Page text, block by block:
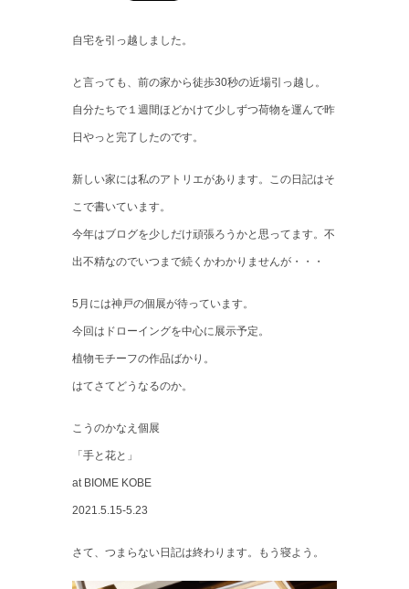
自宅を引っ越しました。
と言っても、前の家から徒歩30秒の近場引っ越し。
自分たちで１週間ほどかけて少しずつ荷物を運んで昨
日やっと完了したのです。
新しい家には私のアトリエがあります。この日記はそ
こで書いています。
今年はブログを少しだけ頑張ろうかと思ってます。不
出不精なのでいつまで続くかわかりませんが・・・
5月には神戸の個展が待っています。
今回はドローイングを中心に展示予定。
植物モチーフの作品ばかり。
はてさてどうなるのか。
こうのかなえ個展
「手と花と」
at BIOME KOBE
2021.5.15-5.23
さて、つまらない日記は終わります。もう寝よう。